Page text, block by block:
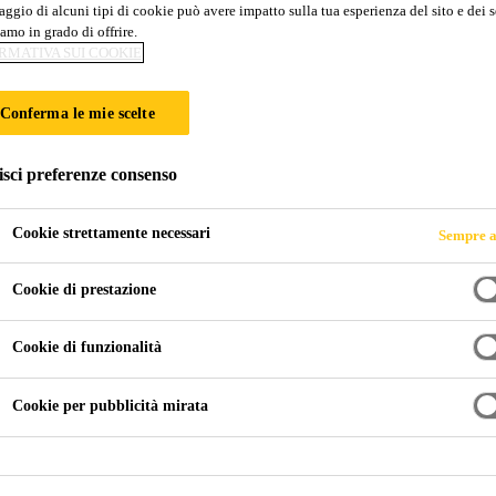
CS-56
resistenze ed a rapido indurimento
cementizio a rapido indurimento, ad alte
ad alte resistenze meccaniche e una finitura liscia.
(≥ 45 N/mm² dopo 24 ore)
SCHEDA DATI
di alcuni tipi di cookie può avere impatto sulla tua esperienza del sito e dei
in grado di offrire.
SUI COOKIE
Conferma le mie scelte
preferenze consenso
Cookie strettamente necessari Sempre
Cookie di prestazione
Cookie di funzionalità
Cookie per pubblicità mirata